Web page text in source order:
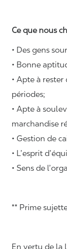
Ce que nous
• Des gens
• Bonne
• Apte à
périodes;
• Apte à
marchandise
• Gestion de
• L’esprit
• Sens de
** Prime
En vertu de la